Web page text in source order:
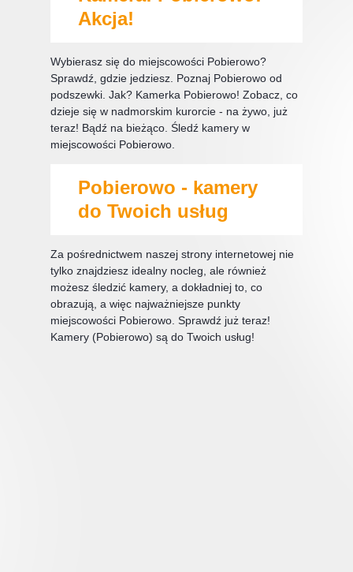
Akcja!
Wybierasz się do miejscowości Pobierowo?
Sprawdź, gdzie jedziesz. Poznaj Pobierowo od
podszewki. Jak? Kamerka Pobierowo! Zobacz, co
dzieje się w nadmorskim kurorcie - na żywo, już
teraz! Bądź na bieżąco. Śledź kamery w
miejscowości Pobierowo.
Pobierowo - kamery
do Twoich usług
Za pośrednictwem naszej strony internetowej nie
tylko znajdziesz idealny nocleg, ale również
możesz śledzić kamery, a dokładniej to, co
obrazują, a więc najważniejsze punkty
miejscowości Pobierowo. Sprawdź już teraz!
Kamery (Pobierowo) są do Twoich usług!